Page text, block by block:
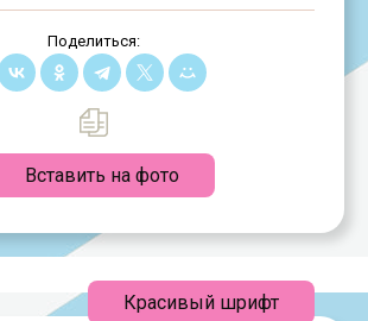
Поделиться:
Вставить на фото
Красивый шрифт